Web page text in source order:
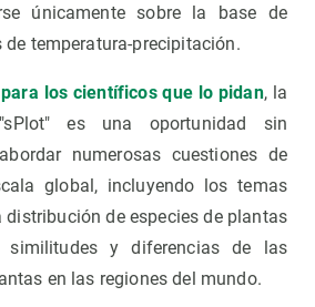
únicamente sobre la base de
temperatura-precipitación.
los científicos que lo pidan, la
es una oportunidad sin
numerosas cuestiones de
global, incluyendo los temas
de especies de plantas
y diferencias de las
en las regiones del mundo.